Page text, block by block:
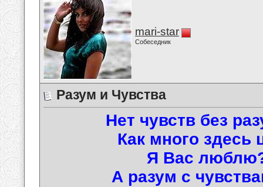
mari-star
Собеседник
Разум и Чувства
Нет чувств без
Как много здесь
Я Вас люблю?
А разум с